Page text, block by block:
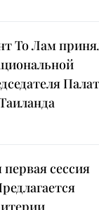
То Лам
первая сессия